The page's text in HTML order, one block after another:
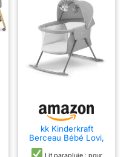
kk Kinderkraft
Berceau Bébé Lovi,
3en1, Lit de Voyage,